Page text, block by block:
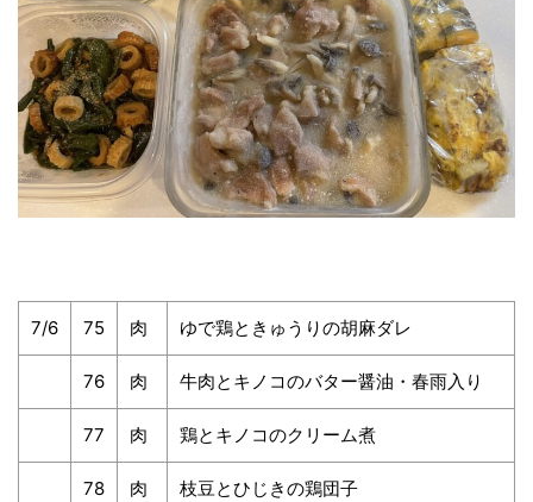
7/6 75 肉 ゆで鶏ときゅうりの胡麻ダレ
76 肉 牛肉とキノコのバター醤油・春雨入り
77 肉 鶏とキノコのクリーム煮
78 肉 枝豆とひじきの鶏団子